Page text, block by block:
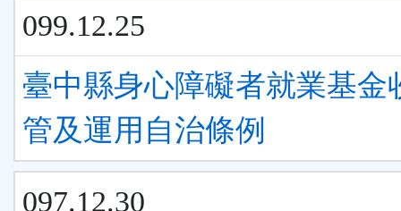
099.12.25
臺中縣身心障礙者就業基金
管及運用自治條例
097.12.30